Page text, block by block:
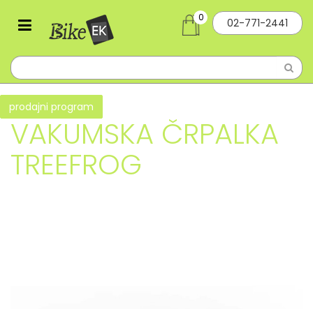
02-771-2441
0
prodajni program
VAKUMSKA ČRPALKA
TREEFROG